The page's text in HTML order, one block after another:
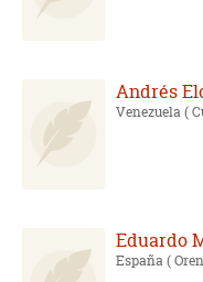
Andrés
Venezuela(
Eduardo
España(